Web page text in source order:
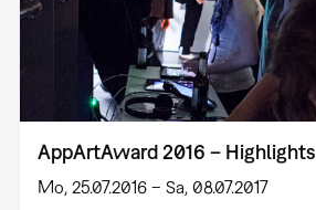
AppArtAward 2016 – Highlights
Mo, 25.07.2016 – Sa, 08.07.2017